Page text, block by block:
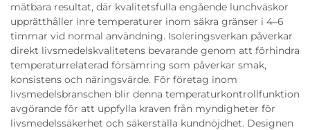
mätbara resultat, där kvalitetsfulla engående lunchväskor
upprätthåller inre temperaturer inom säkra gränser i 4–6
timmar vid normal användning. Isoleringsverkan påverkar
direkt livsmedelskvalitetens bevarande genom att förhindra
temperaturrelaterad försämring som påverkar smak,
konsistens och näringsvärde. För företag inom
livsmedelsbranschen blir denna temperaturkontrollfunktion
avgörande för att uppfylla kraven från myndigheter för
livsmedelssäkerhet och säkerställa kundnöjdhet. Designen